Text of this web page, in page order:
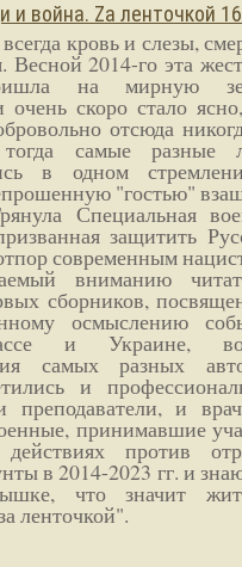
война. Zа ленточкой
кровь и слезы,
Весной 2014-го эта
на мирную
очень скоро стало
отсюда
самые разные
в одном
"гостью"
Специальная
защитить
современным
вниманию
сборников,
осмыслению
и Украине,
самых разных
и
преподаватели, и
принимавшие
против
в 2014-2023 гг. и
что значит
ленточкой".